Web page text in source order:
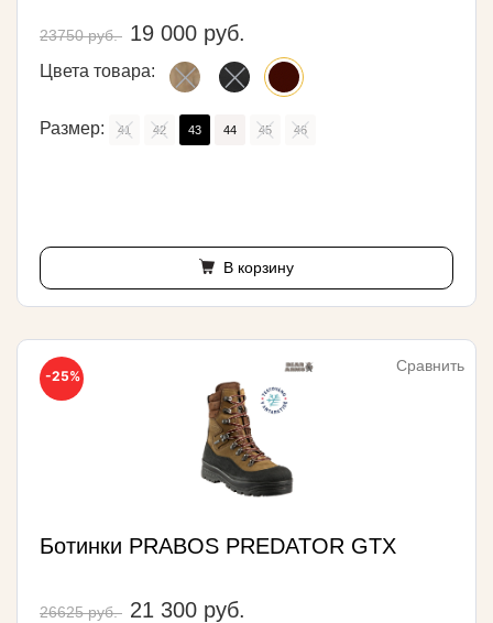
23750 руб. 19 000 руб.
Цвета товара:
Размер: 41 42 43 44 45 46
В корзину
-25%
Сравнить
Ботинки PRABOS PREDATOR GTX
26625 руб. 21 300 руб.